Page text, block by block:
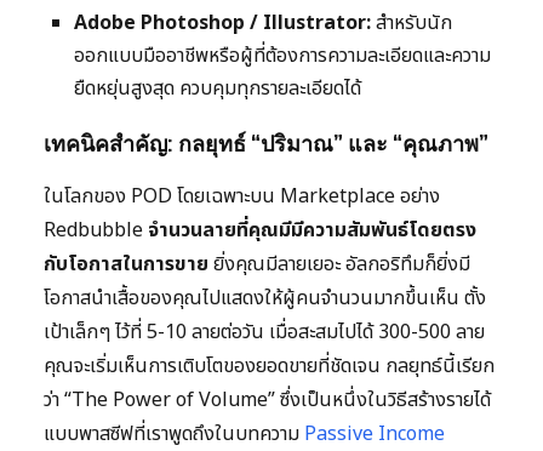
Adobe Photoshop / Illustrator:สำหรับนัก
ออกแบบมืออาชีพหรือผู้ที่ต้องการความละเอียดและความ
ยืดหยุ่นสูงสุด ควบคุมทุกรายละเอียดได้
เทคนิคสำคัญ: กลยุทธ์ “ปริมาณ” และ “คุณภาพ”
ในโลกของ POD โดยเฉพาะบน Marketplace อย่าง
Redbubble จำนวนลายที่คุณมีมีความสัมพันธ์โดยตรง
กับโอกาสในการขาย ยิ่งคุณมีลายเยอะ อัลกอริทึมก็ยิ่งมี
โอกาสนำเสื้อของคุณไปแสดงให้ผู้คนจำนวนมากขึ้นเห็น ตั้ง
เป้าเล็กๆ ไว้ที่ 5-10 ลายต่อวัน เมื่อสะสมไปได้ 300-500 ลาย
คุณจะเริ่มเห็นการเติบโตของยอดขายที่ชัดเจน กลยุทธ์นี้เรียก
ว่า “The Power of Volume” ซึ่งเป็นหนึ่งในวิธีสร้างรายได้
แบบพาสซีฟที่เราพูดถึงในบทความ Passive Income